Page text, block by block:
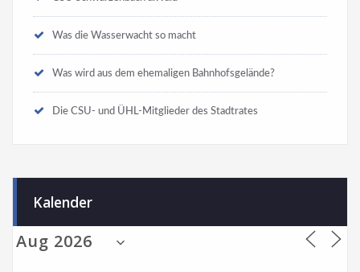
Was die Wasserwacht so macht
Was wird aus dem ehemaligen Bahnhofsgelände?
Die CSU- und ÜHL-Mitglieder des Stadtrates
Kalender